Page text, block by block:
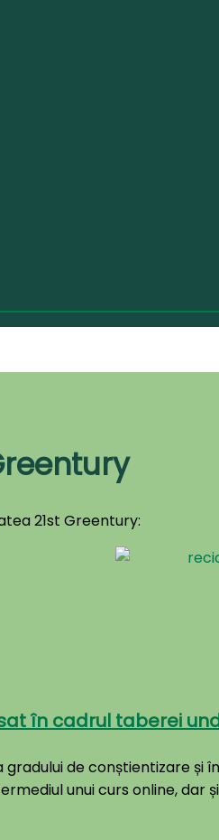
21st Greentury:
în cadrul taberei
gradului de
unui curs online,